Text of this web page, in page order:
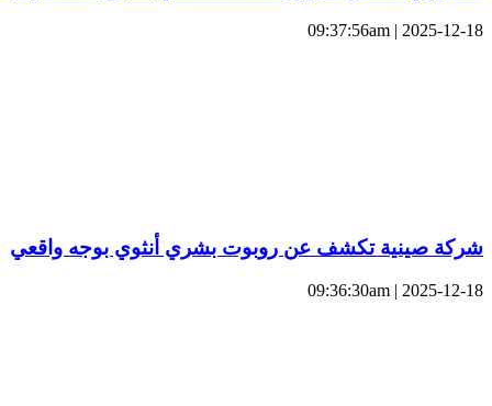
2025-12-18 | 09:37:56am
شركة صينية تكشف عن روبوت بشري أنثوي بوجه واقعي
2025-12-18 | 09:36:30am